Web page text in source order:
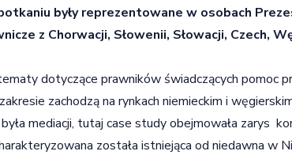
były reprezentowane w osobach
z Chorwacji, Słowenii, Słowacji, Czech,
dotyczące prawników świadczących pomoc
zachodzą na rynkach niemieckim i
mediacji, tutaj case study obejmowała zarys
została istniejąca od niedawna w